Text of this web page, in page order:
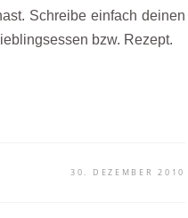
Schreibe einfach deinen
bzw. Rezept.
30. DEZEMBER 2010